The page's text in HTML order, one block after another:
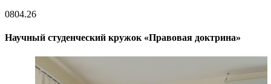
0804.26
Научный студенческий кружок «Правовая доктрина»